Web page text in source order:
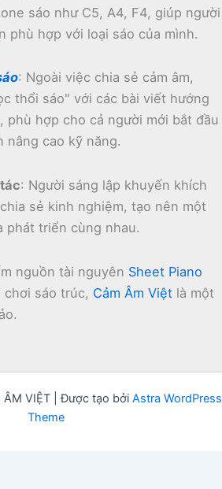
sáo như C5, A4, F4, giúp người
phù hợp với loại sáo của mình.
: Ngoài việc chia sẻ cảm âm,
thổi sáo" với các bài viết hướng
phù hợp cho cả người mới bắt đầu
nâng cao kỹ năng.
: Người sáng lập khuyến khích
sẻ kinh nghiệm, tạo nên một
phát triển cùng nhau.
nguồn tài nguyên Sheet Piano
sáo trúc, Cảm Âm Việt là một
VIỆT | Được tạo bởi Astra WordPress
Theme